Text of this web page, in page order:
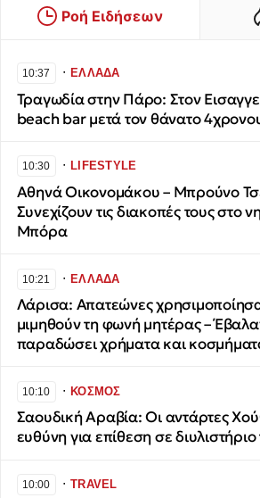
Ροή Ειδήσεων
10:37 ∙ΕΛΛΑΔΑ
Τραγωδία στην Πάρο: Στον
beach bar μετά τον θάνατο
10:30 ∙LIFESTYLE
Αθηνά Οικονομάκου – Μπρούνο
Συνεχίζουν τις διακοπές τους στο
Μπόρα
10:21 ∙ΕΛΛΑΔΑ
Λάρισα: Απατεώνες
μιμηθούν τη φωνή μητέρας –
παραδώσει χρήματα και
10:10 ∙ΚΟΣΜΟΣ
Σαουδική Αραβία: Οι αντάρτες
ευθύνη για επίθεση σε
10:00 ∙TRAVEL